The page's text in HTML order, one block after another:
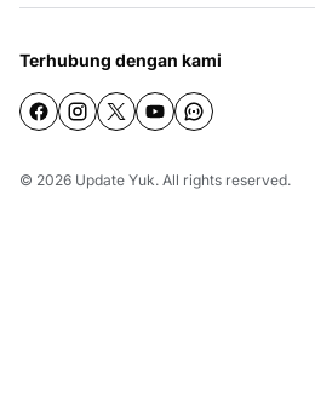
Terhubung dengan kami
© 2026 Update Yuk. All rights reserved.